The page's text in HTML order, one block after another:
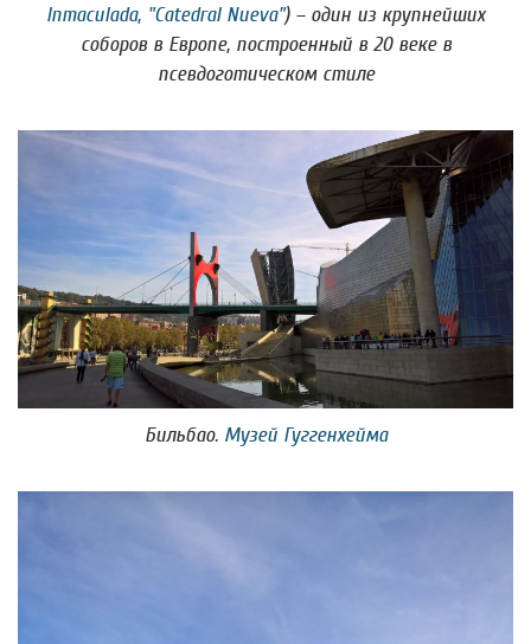
Inmaculada, "Catedral Nueva") – один из крупнейших
соборов в Европе, построенный в 20 веке в
псевдоготическом стиле
Бильбао. Музей Гуггенхейма